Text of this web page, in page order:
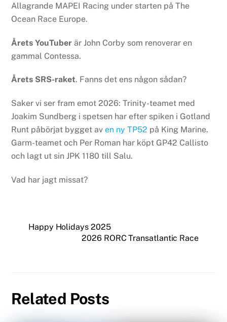
Allagrande MAPEI Racing under starten på The
Ocean Race Europe.
Årets YouTuber är John Corby som renoverar en
gammal Contessa.
Årets SRS-raket. Fanns det ens någon sådan?
Saker vi ser fram emot 2026: Trinity-teamet med
Joakim Sundberg i spetsen har efter spiken i Gotland
Runt påbörjat bygget aven ny TP52 på King Marine.
Garm-teamet och Per Roman har köpt GP42 Callisto
och lagt ut sin JPK 1180 till Salu.
Vad har jagt missat?
Happy Holidays 2025
2026 RORC Transatlantic Race
Related Posts